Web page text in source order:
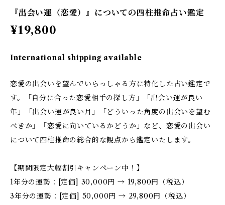
『出会い運（恋愛）』についての四柱推命占い鑑定
¥19,800
International shipping available
恋愛の出会いを望んでいらっしゃる方に特化した占い鑑定で
す。「自分に合った恋愛相手の探し方」「出会い運が良い
年」「出会い運が良い月」「どういった角度の出会いを望む
べきか」「恋愛に向いているかどうか」など、恋愛の出会い
について四柱推命の総合的な観点から鑑定いたします。
【期間限定大幅割引キャンペーン中！】
1年分の運勢：[定価] 30,000円 → 19,800円（税込）
3年分の運勢：[定価] 50,000円 → 29,800円（税込）